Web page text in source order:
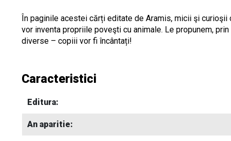
În paginile acestei cărți editate de Aramis, micii şi
vor inventa propriile poveşti cu animale. Le propunem,
diverse – copiii vor fi încântați!
Caracteristici
Editura:
An aparitie: